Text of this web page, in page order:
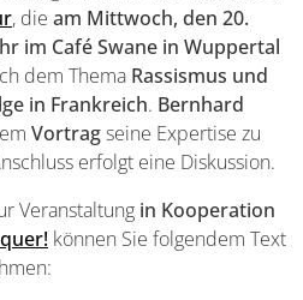
, die am Mittwoch, den 20.
im Café Swane in Wuppertal
dem Thema Rassismus und
in Frankreich. Bernhard
Vortragseine Expertise zu
erfolgt eine Diskussion.
Veranstaltung in Kooperation
können Sie folgendem Text